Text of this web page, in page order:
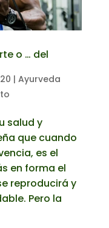
o … del
| Ayurveda
salud y
que cuando
es el
en forma el
reproducirá y
Pero la